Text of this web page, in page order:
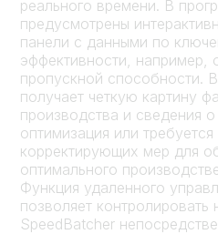
реального времени. В
предусмотрены
панели с данными по
эффективности, например,
пропускной способности.
получает четкую картину
производства и сведения
оптимизация или требуется
корректирующих мер для
оптимального
Функция удаленного
позволяет контролировать
SpeedBatcher